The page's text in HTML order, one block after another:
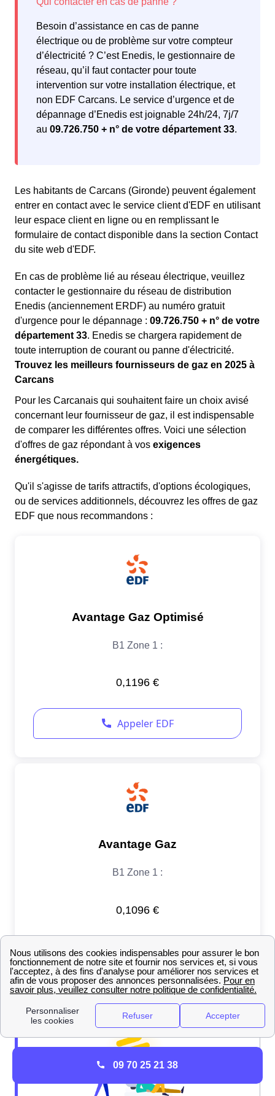
Besoin d’assistance en cas de panne
électrique ou de problème sur votre compteur
d’électricité ? C’est Enedis, le gestionnaire de
réseau, qu’il faut contacter pour toute
intervention sur votre installation électrique, et
non EDF Carcans. Le service d’urgence et de
dépannage d’Enedis est joignable 24h/24, 7j/7
au 09.726.750 + n° de votre département 33.
Les habitants de Carcans (Gironde) peuvent également
entrer en contact avec le service client d'EDF en utilisant
leur espace client en ligne ou en remplissant le
formulaire de contact disponible dans la section Contact
du site web d'EDF.
En cas de problème lié au réseau électrique, veuillez
contacter le gestionnaire du réseau de distribution
Enedis (anciennement ERDF) au numéro gratuit
d'urgence pour le dépannage : 09.726.750 + n° de votre
département 33. Enedis se chargera rapidement de
toute interruption de courant ou panne d'électricité.
Trouvez les meilleurs fournisseurs de gaz en 2025 à
Carcans
Pour les Carcanais qui souhaitent faire un choix avisé
concernant leur fournisseur de gaz, il est indispensable
de comparer les différentes offres. Voici une sélection
d'offres de gaz répondant à vos exigences
énergétiques.
Qu'il s'agisse de tarifs attractifs, d'options écologiques,
ou de services additionnels, découvrez les offres de gaz
EDF que nous recommandons :
09 70 25 21 38